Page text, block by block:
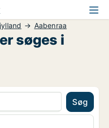
Aabenraa
søges i
Søg